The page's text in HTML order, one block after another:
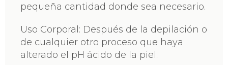
pequeña cantidad donde sea necesario.
Uso Corporal: Después de la depilación o
de cualquier otro proceso que haya
alterado el pH ácido de la piel.